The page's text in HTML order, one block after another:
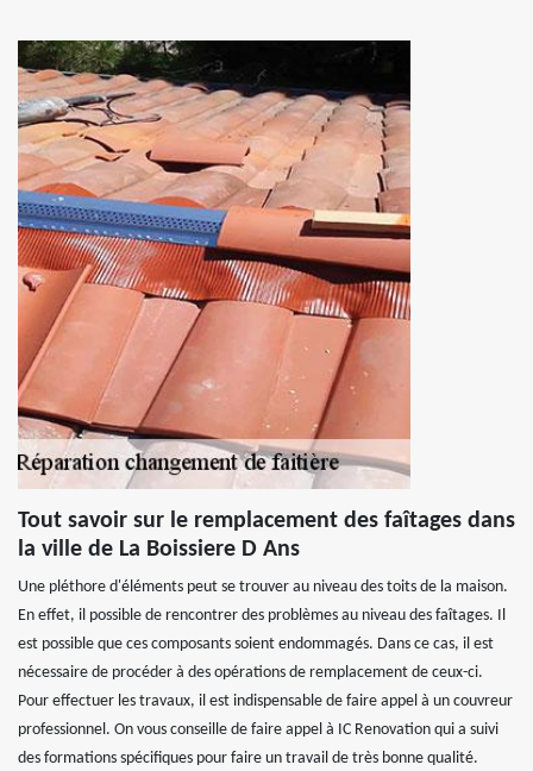
Tout savoir sur le remplacement des faîtages dans
la ville de La Boissiere D Ans
Une pléthore d'éléments peut se trouver au niveau des toits de la maison.
En effet, il possible de rencontrer des problèmes au niveau des faîtages. Il
est possible que ces composants soient endommagés. Dans ce cas, il est
nécessaire de procéder à des opérations de remplacement de ceux-ci.
Pour effectuer les travaux, il est indispensable de faire appel à un couvreur
professionnel. On vous conseille de faire appel à IC Renovation qui a suivi
des formations spécifiques pour faire un travail de très bonne qualité.